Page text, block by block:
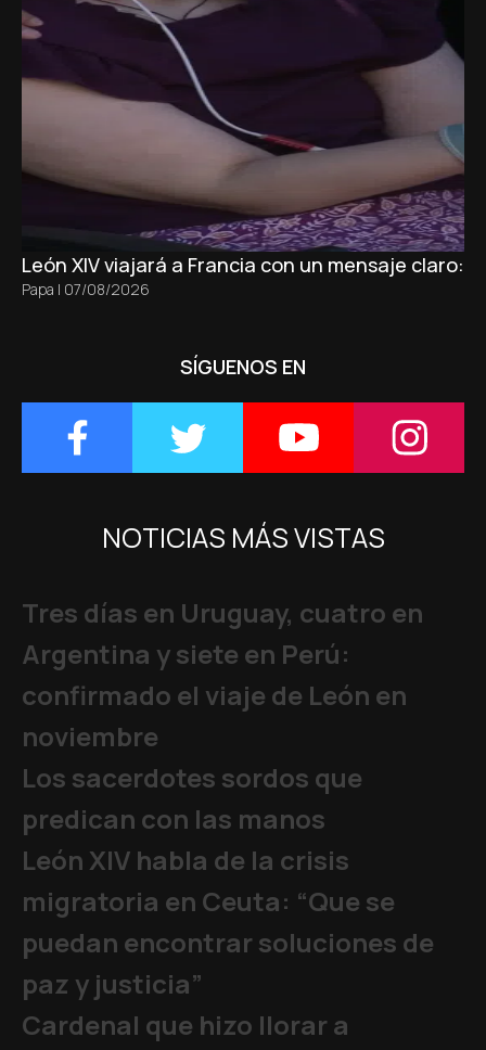
León XIV viajará a Francia con un mensaje claro:
Papa | 07/08/2026
SÍGUENOS EN
NOTICIAS MÁS VISTAS
Tres días en Uruguay, cuatro en
Argentina y siete en Perú:
confirmado el viaje de León en
noviembre
Los sacerdotes sordos que
predican con las manos
León XIV habla de la crisis
migratoria en Ceuta: “Que se
puedan encontrar soluciones de
paz y justicia”
Cardenal que hizo llorar a